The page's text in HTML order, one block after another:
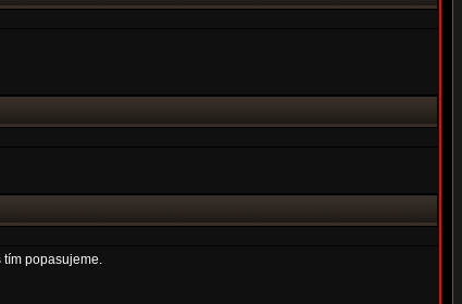
tím popasujeme.